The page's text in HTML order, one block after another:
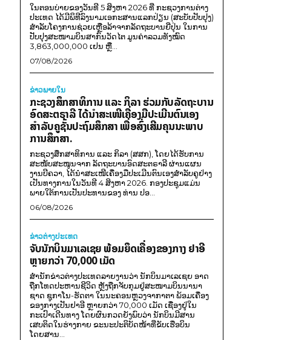
ໃນຕອນບ່າຍຂອງວັນທີ 5 ສິງຫາ 2026 ທີ່ ກະຊວງການຕ່າງ
ປະເທດ ໄດ້ມີພິທີລົງນາມເອກະສານແລກປ່ຽນ (ສະບັບປັບປຸງ)
ສໍາລັບໂຄງການຊ່ວຍເຫຼືອລ້າຈາກລັດຖະບານຍີ່ປຸ່ນ ໃນການ
ປັບປຸງສະໜາມບິນສາກົນວັດໄຕ ມູນຄ່າລວມທັງໝົດ
3,863,000,000 ເຢນ ຫຼື...
07/08/2026
ຂ່າວພາຍ​ໃນ
ກະຊວງສຶກສາທິການ ແລະ ກິລາ ຮ່ວມກັບລັດຖະບານ
ອົດສະຕຣາລີ ໄດ້ນຳສະເໜີເຄື່ອງມືປະເມີນຕົນເອງ
ສຳລັບຄູຊັ້ນປະຖົມສຶກສາ ເພື່ອສົ່ງເສີມຄຸນນະພາບ
ການສຶກສາ.
ກະຊວງສຶກສາທິການ ແລະ ກິລາ (ສສກ), ໂດຍໄດ້ຮັບການ
ສະໜັບສະໜູນຈາກ ລັດຖະບານອົດສະຕຣາລີ ຜ່ານແຜນ
ງານບີຄວາ, ໄດ້ນຳສະເໜີເຄື່ອງມືປະເມີນຕົນເອງສຳລັບຄູຢ່າງ
ເປັນທາງການໃນວັນທີ 4 ສິງຫາ 2026. ກອງປະຊຸມແມ່ນ
ພາຍໃຕ້ການເປັນປະທານຂອງ ທ່ານ ປອ...
06/08/2026
ຂ່າວຕ່າງປະເທດ
ຈັບນັກບິນມາເລເຊຍ ພ້ອມຍຶດເຄື່ອງຂອງກາງ ຢາອີ
ຫຼາຍກວ່າ 70,000 ເມັດ
ສຳນັກຂ່າວຕ່າງປະເທດລາຍງານວ່າ ນັກບິນມາເລເຊຍ ອາດ
ຖືກໂທດປະຫານຊີວິດ ຫຼັງຖືກຈັບກຸມຢູ່ສະໜາມບິນນານາ
ຊາດ ຊູກາໂນ-ຮັດຕາ ໃນນະຄອນຫຼວງຈາກາຕາ ພ້ອມເຄື່ອງ
ຂອງກາງເປັນຢາອີ ຫຼາຍກວ່າ 70,000 ເມັດ ເຊື່ອງຢູ່ໃນ
ກະເປົາເດີນທາງ ໂດຍຜົນກວດຍັງພົບວ່າ ນັກບິນມີສານ
ເສບຕິດໃນຮ່າງກາຍ ຂະນະປະຕິບັດໜ້າທີ່ຂັບເຮືອບິນ
ໂດຍສານ...